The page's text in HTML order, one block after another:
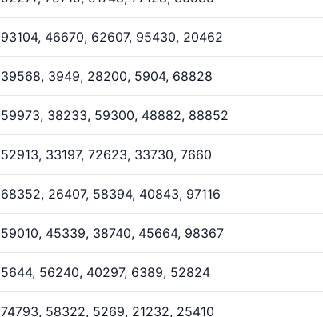
93104, 46670, 62607, 95430, 20462
39568, 3949, 28200, 5904, 68828
59973, 38233, 59300, 48882, 88852
52913, 33197, 72623, 33730, 7660
68352, 26407, 58394, 40843, 97116
59010, 45339, 38740, 45664, 98367
5644, 56240, 40297, 6389, 52824
74793, 58322, 5269, 21232, 25410